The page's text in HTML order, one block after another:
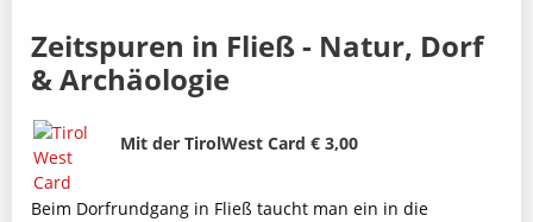
Zeitspuren in Fließ - Natur, Dorf
& Archäologie
Bild
Beschreibung
Mit der TirolWest Card € 3,00
Beim Dorfrundgang in Fließ taucht man ein in die